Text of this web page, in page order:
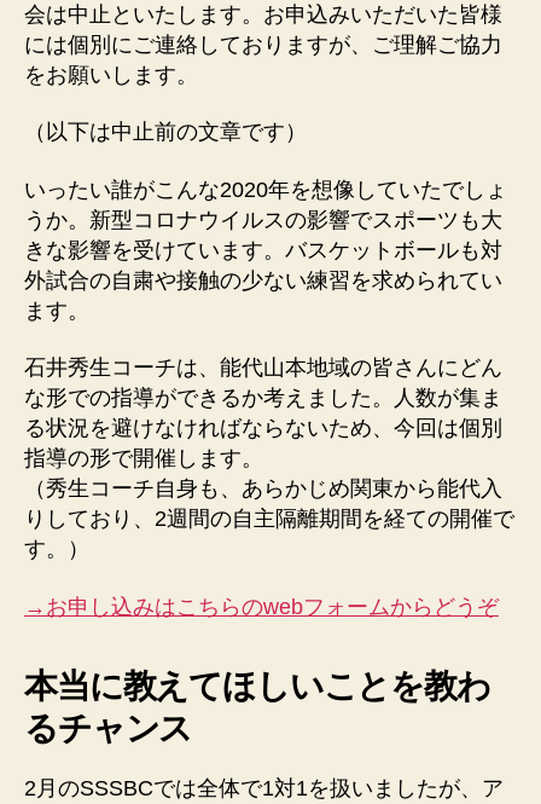
会は中止といたします。お申込みいただいた皆様
には個別にご連絡しておりますが、ご理解ご協力
をお願いします。
（以下は中止前の文章です）
いったい誰がこんな2020年を想像していたでしょ
うか。新型コロナウイルスの影響でスポーツも大
きな影響を受けています。バスケットボールも対
外試合の自粛や接触の少ない練習を求められてい
ます。
石井秀生コーチは、能代山本地域の皆さんにどん
な形での指導ができるか考えました。人数が集ま
る状況を避けなければならないため、今回は個別
指導の形で開催します。
（秀生コーチ自身も、あらかじめ関東から能代入
りしており、2週間の自主隔離期間を経ての開催で
す。）
→お申し込みはこちらのwebフォームからどうぞ
本当に教えてほしいことを教わ
るチャンス
2月のSSSBCでは全体で1対1を扱いましたが、ア